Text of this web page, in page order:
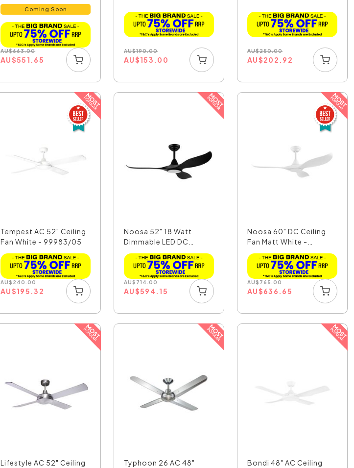
Coming Soon
AU$663.00
AU$551.65
AU$190.00
AU$153.00
AU$250.00
AU$202.92
Tempest AC 52" Ceiling
Fan White - 99983/05
AU$240.00
AU$195.32
Noosa 52" 18 Watt
Dimmable LED DC
Ceiling...
AU$714.00
AU$594.15
Noosa 60" DC Ceiling
Fan Matt White -
203373
AU$765.00
AU$636.65
Lifestyle AC 52" Ceiling
Typhoon 26 AC 48"
Bondi 48" AC Ceiling